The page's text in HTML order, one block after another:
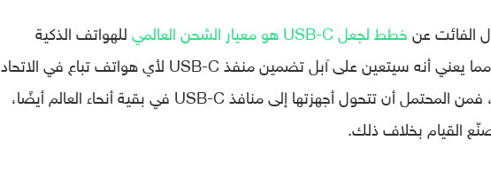
الفائت عنخطط لجعل USB-C هو معيار الشحن العالمي
للهواتف الذكية
ومعظم الأجهزة المحمولة الأخرى، مما يعني أنه سيتعين على آبل تضمين منفذ USB-C لأي هواتف تباع في الاتحاد
الأوروبي. وإذا كان عليها فعل ذلك، فمن المحتمل أن تتحول أجهزتها إلى منافذ USB-C في بقية أنحاء العالم أيضًا،
القيام بخلاف ذلك.